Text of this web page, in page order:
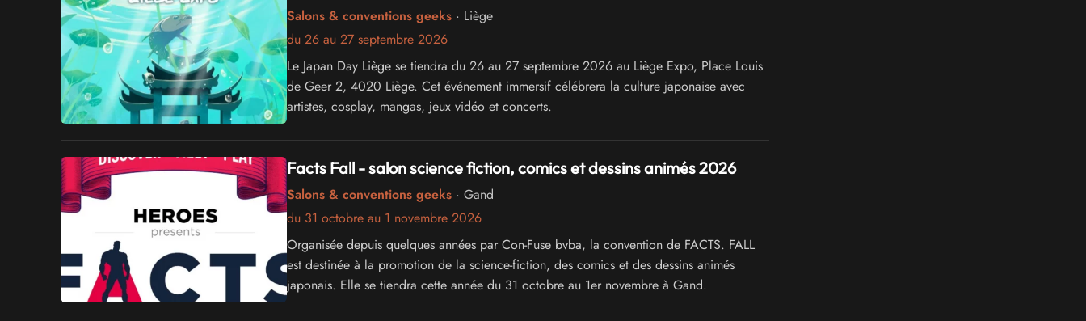
Salons & conventions geeks· Liège
du 26 au 27 septembre 2026
Le Japan Day Liège se tiendra du 26 au 27 septembre 2026 au Liège Expo, Place Louis
de Geer 2, 4020 Liège. Cet événement immersif célébrera la culture japonaise avec
artistes, cosplay, mangas, jeux vidéo et concerts.
Facts Fall - salon science fiction, comics et dessins animés 2026
Salons & conventions geeks· Gand
du 31 octobre au 1 novembre 2026
Organisée depuis quelques années par Con-Fuse bvba, la convention de FACTS. FALL
est destinée à la promotion de la science-fiction, des comics et des dessins animés
japonais. Elle se tiendra cette année du 31 octobre au 1er novembre à Gand.